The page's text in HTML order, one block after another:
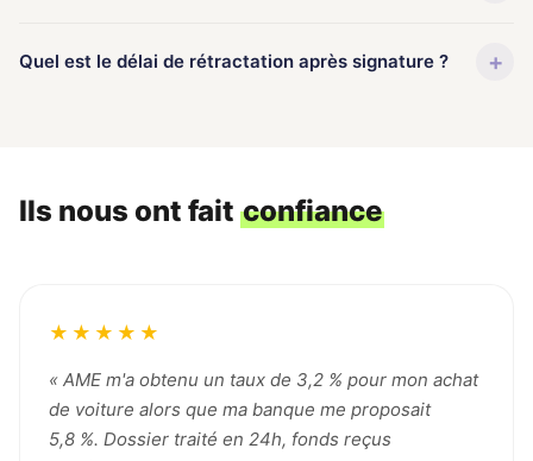
Quel est le délai de rétractation après signature ? +
Ils nous ont fait confiance
★★★★★
« AME m'a obtenu un taux de 3,2 % pour mon achat
de voiture alors que ma banque me proposait
5,8 %. Dossier traité en 24h, fonds reçus